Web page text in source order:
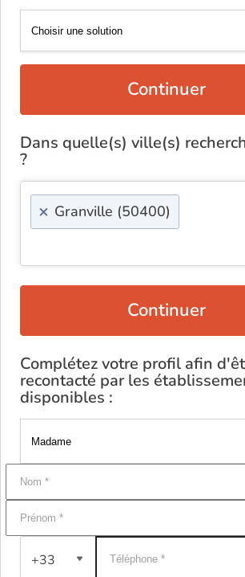
Continuer
Dans quelle(s) ville(s)
?
× Granville (50400)
Continuer
Complétez votre profil afin
recontacté par les
disponibles :
+33